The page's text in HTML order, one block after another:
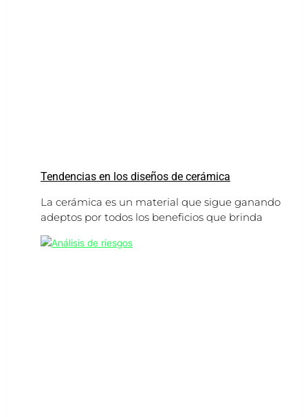
Tendencias en los diseños de cerámica
La cerámica es un material que sigue ganando
adeptos por todos los beneficios que brinda